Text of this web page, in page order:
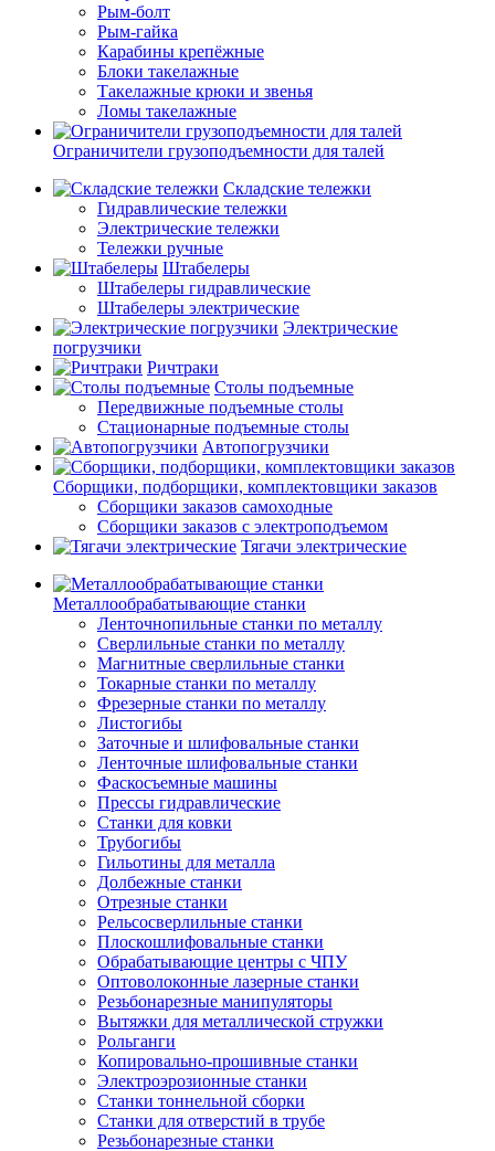
Рым-болт
Рым-гайка
Карабины крепёжные
Блоки такелажные
Такелажные крюки и звенья
Ломы такелажные
Ограничители грузоподъемности для талей
Складские тележки
Гидравлические тележки
Электрические тележки
Тележки ручные
Штабелеры
Штабелеры гидравлические
Штабелеры электрические
Электрические
погрузчики
Ричтраки
Столы подъемные
Передвижные подъемные столы
Стационарные подъемные столы
Автопогрузчики
Сборщики, подборщики, комплектовщики заказов
Сборщики заказов самоходные
Сборщики заказов с электроподъемом
Тягачи электрические
Металлообрабатывающие станки
Ленточнопильные станки по металлу
Сверлильные станки по металлу
Магнитные сверлильные станки
Токарные станки по металлу
Фрезерные станки по металлу
Листогибы
Заточные и шлифовальные станки
Ленточные шлифовальные станки
Фаскосъемные машины
Прессы гидравлические
Станки для ковки
Трубогибы
Гильотины для металла
Долбежные станки
Отрезные станки
Рельсосверлильные станки
Плоскошлифовальные станки
Обрабатывающие центры с ЧПУ
Оптоволоконные лазерные станки
Резьбонарезные манипуляторы
Вытяжки для металлической стружки
Рольганги
Копировально-прошивные станки
Электроэрозионные станки
Станки тоннельной сборки
Станки для отверстий в трубе
Резьбонарезные станки